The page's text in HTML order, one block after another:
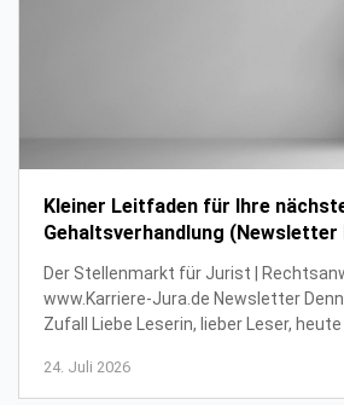
Kleiner Leitfaden für Ihre
Gehaltsverhandlung
Der Stellenmarkt für Jurist |
www.Karriere-Jura.de Newsletter
Zufall Liebe Leserin, lieber Leser,
24. Juli 2026